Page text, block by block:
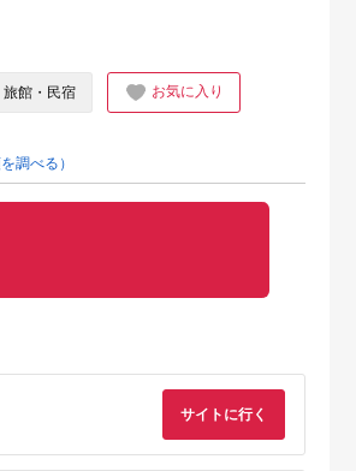
旅館・民宿 お気に入り
調べる）
サイトに行く